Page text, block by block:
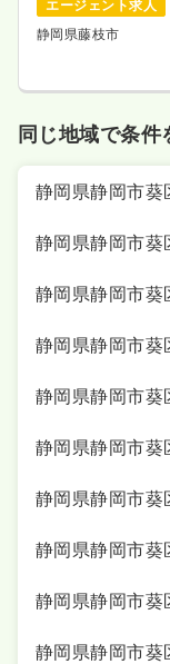
エージェント求人
静岡県藤枝市
同じ地域で条件
静岡県静岡市葵
静岡県静岡市葵
静岡県静岡市葵
静岡県静岡市葵
静岡県静岡市葵
静岡県静岡市葵
静岡県静岡市葵
静岡県静岡市葵
静岡県静岡市葵
静岡県静岡市葵